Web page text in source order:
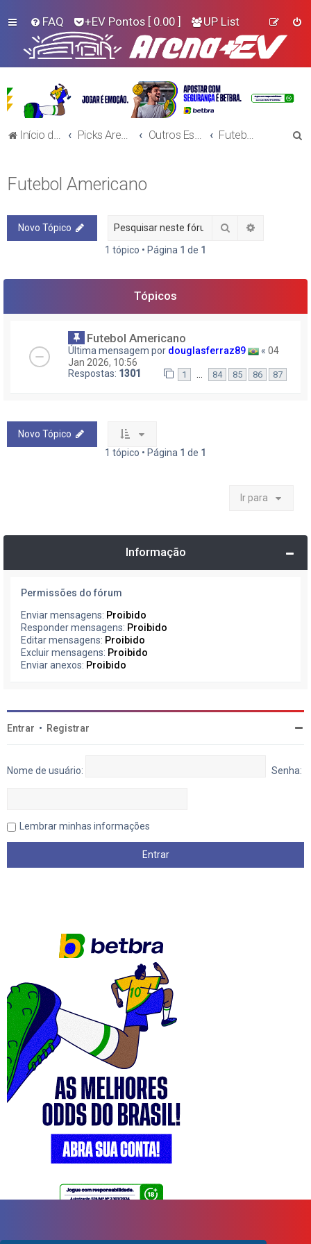
FAQ +EV Pontos [ 0.00 ] UP List
Início do Fórum!
Futebol Americano
Novo Tópico Pesquisar
1 tópico • Página 1 de 1
Tópicos
Futebol Americano
Última mensagem por douglasferraz89 « 04
Jan 2026, 10:56
Respostas: 1301 1 84 85 86 87
Novo Tópico
1 tópico • Página 1 de 1
Ir para
Informação
Permissões do fórum
Enviar mensagens: Proibido
Responder mensagens: Proibido
Editar mensagens: Proibido
Excluir mensagens: Proibido
Enviar anexos: Proibido
Entrar • Registrar
Nome de usuário: Senha:
Lembrar minhas informações